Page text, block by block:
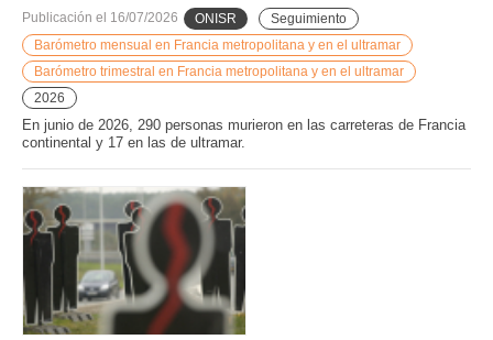
Publicación el 16/07/2026 ONISR
Seguimiento
Barómetro mensual en Francia metropolitana y en el ultramar
Barómetro trimestral en Francia metropolitana y en el ultramar
2026
En junio de 2026, 290 personas murieron en las carreteras de Francia
continental y 17 en las de ultramar.